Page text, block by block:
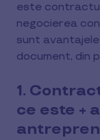
este
negocierea
sunt
document, din
1.
ce este +